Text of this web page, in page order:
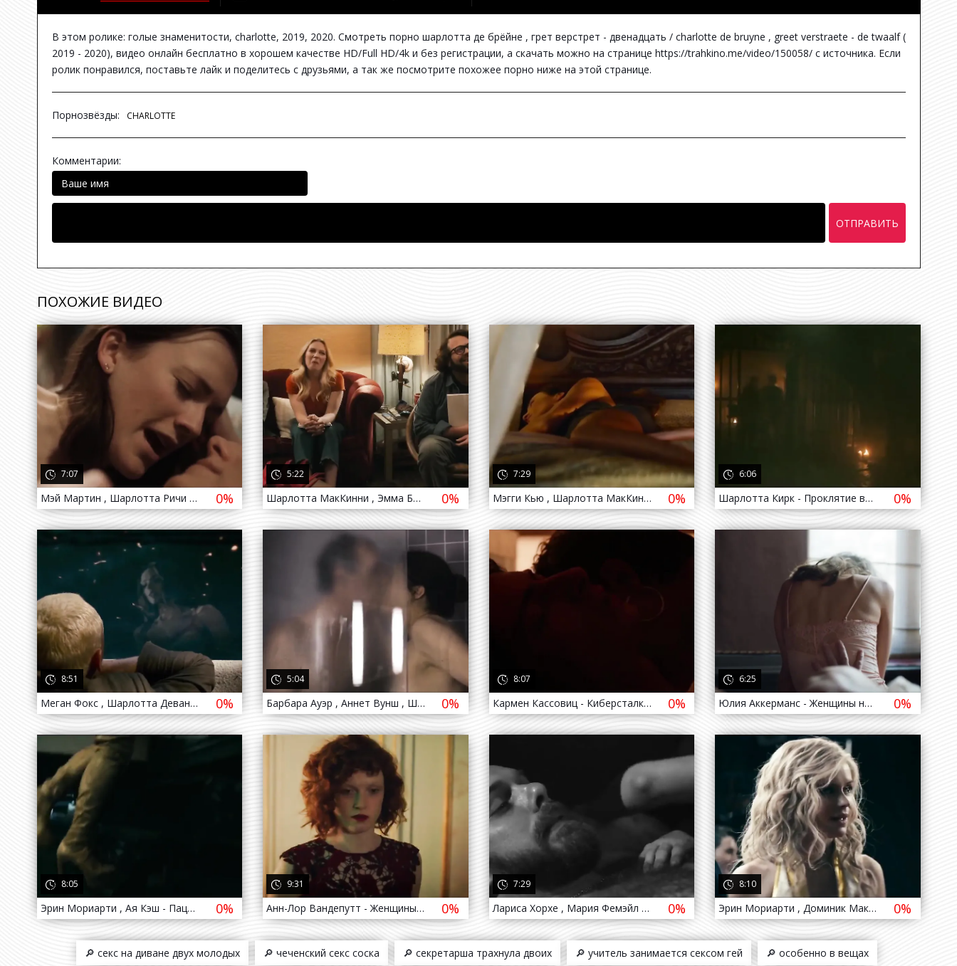
В этом ролике: голые знаменитости, charlotte, 2019, 2020. Смотреть порно шарлотта де брёйне , грет верстрет - двенадцать / charlotte de bruyne , greet verstraete - de twaalf (
2019 - 2020), видео онлайн бесплатно в хорошем качестве HD/Full HD/4k и без регистрации, а скачать можно на странице https://trahkino.me/video/150058/с источника. Если
ролик понравился, поставьте лайк и поделитесь с друзьями, а так же посмотрите похожее порно ниже на этой странице.
Порнозвёзды: CHARLOTTE
Комментарии:
ОТПРАВИТЬ
ПОХОЖИЕ ВИДЕО
819
7:07
Мэй Мартин , Шарлотта Ричи - Как же хорошо / Mae Martin , Charlotte Ritchie - Feel Good ( 2020 ) 0%
4 года назад 1 515
5:22
Шарлотта МакКинни , Эмма Белл - Аргумент / Charlotte McKinney , Emma Bell - The Argument ( 2020 ) 0%
4 года назад
7:29
Мэгги Кью , Шарлотта МакКинни - Остров фантазий / Maggie Q , Charlotte McKinney - Fantasy Island ( 2020 ) 0%
4 года назад
6:06
Шарлотта Кирк - Проклятие ведьмы / Charlotte Kirk - The Reckoning ( 2021 ) 0%
699
8:51
Меган Фокс , Шарлотта Девани - Как потерять друзей и заставить всех тебя ненавидеть / Megan Fox , Charlotte Devaney - How to Los 0%
5:04
Барбара Ауэр , Аннет Вунш , Шарлотта Хайнеман - Вакуум / Barbara Auer , Annette Wunsch , Charlotte Heinemann - Vakuum ( 2017 ) 0%
4 года назад
8:07
Кармен Кассовиц - Киберсталкер / Carmen Kassowitz - Stalk ( 2019 - 2020 ) 0%
4 года назад
6:25
Юлия Аккерманс - Женщины ночи / Julia Akkermans - Keizersvrouwen ( 2019 - 2020 ) 0%
8:05
Эрин Мориарти , Ая Кэш - Пацаны / Erin Moriarty , Aya Cash - The Boys ( 2019 - 2020 ) 0%
4 года назад
9:31
Анн-Лор Вандепутт - Женщины ночи / Anne-Laure Vandeputte - Keizersvrouwen ( 2019 - 2020 ) 0%
4 года назад
7:29
Лариса Хорхе , Мария Фемэйл / Larissa Jorge , Maria Gal - Stella Models ( 2019 - 2020 ) 0%
8:10
Эрин Мориарти , Доминик МакЭллигот - Пацаны / Erin Moriarty , Dominique McElligott - The Boys ( 2019 - 2020 ) 0%
🔎 секс на диване двух молодых 🔎 чеченский секс соска 🔎 секретарша трахнула двоих 🔎 учитель занимается сексом гей 🔎 особенно в вещах